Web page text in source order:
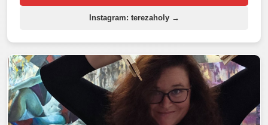
Instagram: terezaholy →